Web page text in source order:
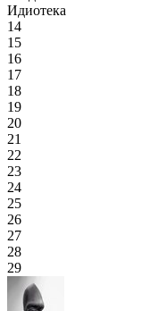
Идиотека
14
15
16
17
18
19
20
21
22
23
24
25
26
27
28
29